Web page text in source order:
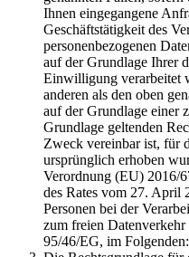
Ihnen eingegangene
Geschäftstätigkeit des
personenbezogenen
auf der Grundlage Ihrer
Einwilligung verarbeitet
anderen als den oben
auf der Grundlage einer
Grundlage geltenden
Zweck vereinbar ist, für
ursprünglich erhoben
Verordnung (EU) 2016/
des Rates vom 27. April
Personen bei der
zum freien
95/46/EG, im